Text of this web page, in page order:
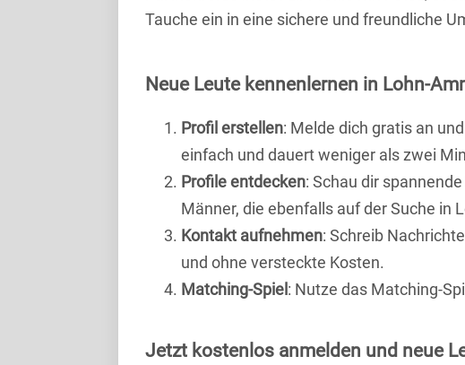
Tauche ein in eine sichere und freundliche
Neue Leute kennenlernen in Lohn-
Profil erstellen: Melde dich gratis an
einfach und dauert weniger als zwei
Profile entdecken: Schau dir
Männer, die ebenfalls auf der Suche in
Kontakt aufnehmen: Schreib
und ohne versteckte Kosten.
Matching-Spiel : Nutze das Matching-
Jetzt kostenlos anmelden und neue